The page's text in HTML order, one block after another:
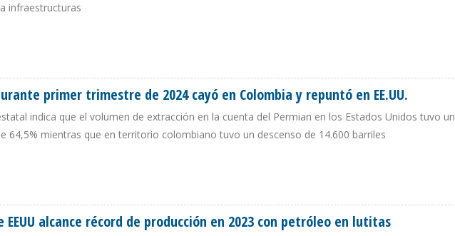
infraestructuras
primer trimestre de 2024 cayó en Colombia y repuntó en EE.UU.
indica que el volumen de extracción en la cuenta del Permian en los Estados Unidos tuvo un
64,5% mientras que en territorio colombiano tuvo un descenso de 14.600 barriles
EEUU alcance récord de producción en 2023 con petróleo en lutitas